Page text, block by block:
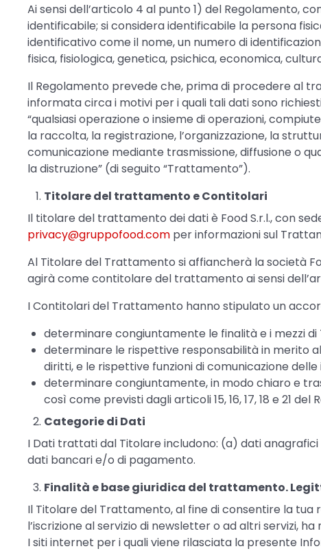
Ai sensi dell’articolo 4 al punto 1) del Regolamento,
identificabile; si considera identificabile la persona
identificativo come il nome, un numero di
fisica, fisiologica, genetica, psichica, economica,
Il Regolamento prevede che, prima di procedere al
informata circa i motivi per i quali tali dati sono
“qualsiasi operazione o insieme di operazioni,
la raccolta, la registrazione, l’organizzazione, la
comunicazione mediante trasmissione, diffusione o
la distruzione” (di seguito “Trattamento”).
Titolare del trattamento e Contitolari
Il titolare del trattamento dei dati è Food S.r.l., con
privacy@gruppofood.com per informazioni sul
Al Titolare del Trattamento si affiancherà la società
agirà come contitolare del trattamento ai sensi
I Contitolari del Trattamento hanno stipulato un
determinare congiuntamente le finalità e i mezzi
determinare le rispettive responsabilità in merito
diritti, e le rispettive funzioni di comunicazione delle
determinare congiuntamente, in modo chiaro e
così come previsti dagli articoli 15, 16, 17, 18 e 21
Categorie di Dati
I Dati trattati dal Titolare includono: (a) dati
dati bancari e/o di pagamento.
Finalità e base giuridica del trattamento.
Il Titolare del Trattamento, al fine di consentire la tua
l’iscrizione al servizio di newsletter o ad altri servizi,
I siti internet per i quali viene rilasciata la presente